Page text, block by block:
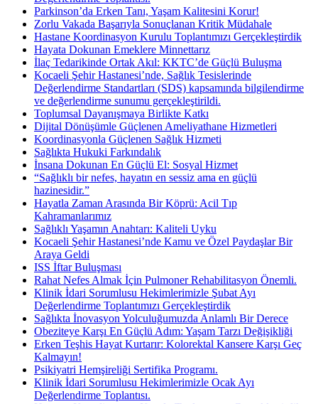
Parkinson’da Erken Tanı, Yaşam Kalitesini Korur!
Zorlu Vakada Başarıyla Sonuçlanan Kritik Müdahale
Hastane Koordinasyon Kurulu Toplantımızı Gerçekleştirdik
Hayata Dokunan Emeklere Minnettarız
İlaç Tedarikinde Ortak Akıl: KKTC’de Güçlü Buluşma
Kocaeli Şehir Hastanesi’nde, Sağlık Tesislerinde
Değerlendirme Standartları (SDS) kapsamında bilgilendirme
ve değerlendirme sunumu gerçekleştirildi.
Toplumsal Dayanışmaya Birlikte Katkı
Dijital Dönüşümle Güçlenen Ameliyathane Hizmetleri
Koordinasyonla Güçlenen Sağlık Hizmeti
Sağlıkta Hukuki Farkındalık
İnsana Dokunan En Güçlü El: Sosyal Hizmet
“Sağlıklı bir nefes, hayatın en sessiz ama en güçlü
hazinesidir.”
Hayatla Zaman Arasında Bir Köprü: Acil Tıp
Kahramanlarımız
Sağlıklı Yaşamın Anahtarı: Kaliteli Uyku
Kocaeli Şehir Hastanesi’nde Kamu ve Özel Paydaşlar Bir
Araya Geldi
ISS İftar Buluşması
Rahat Nefes Almak İçin Pulmoner Rehabilitasyon Önemli.
Klinik İdari Sorumlusu Hekimlerimizle Şubat Ayı
Değerlendirme Toplantımızı Gerçekleştirdik
Sağlıkta İnovasyon Yolculuğumuzda Anlamlı Bir Derece
Obeziteye Karşı En Güçlü Adım: Yaşam Tarzı Değişikliği
Erken Teşhis Hayat Kurtarır: Kolorektal Kansere Karşı Geç
Kalmayın!
Psikiyatri Hemşireliği Sertifika Programı.
Klinik İdari Sorumlusu Hekimlerimizle Ocak Ayı
Değerlendirme Toplantısı.